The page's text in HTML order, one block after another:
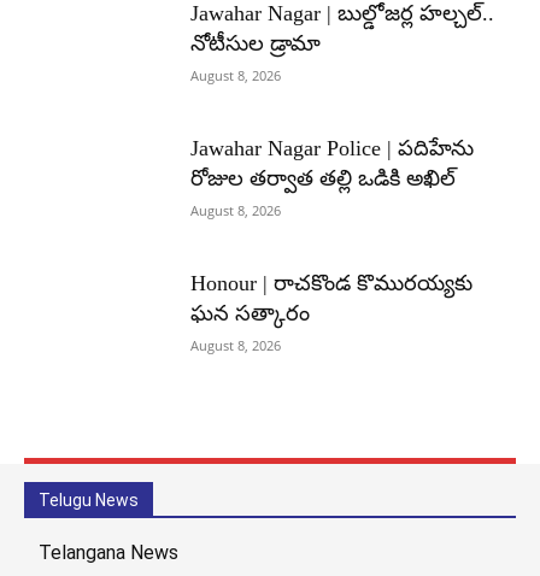
Jawahar Nagar | బుల్డోజర్ల హల్చల్..
నోటీసుల డ్రామా
August 8, 2026
Jawahar Nagar Police | పదిహేను
రోజుల తర్వాత తల్లి ఒడికి అఖిల్
August 8, 2026
Honour | రాచకొండ కొమురయ్యకు
ఘన సత్కారం
August 8, 2026
Telugu News
Telangana News